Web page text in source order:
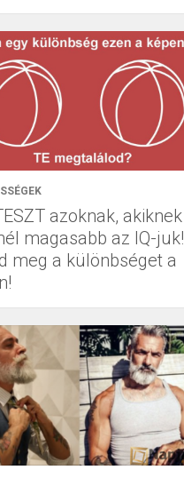
azoknak, akiknek
magasabb az IQ-juk!
meg a különbséget a